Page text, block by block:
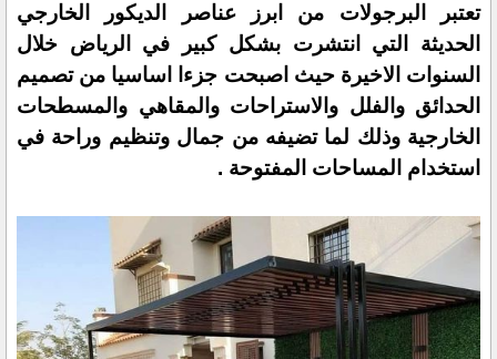
تعتبر البرجولات من ابرز عناصر الديكور الخارجي
الحديثة التي انتشرت بشكل كبير في الرياض خلال
السنوات الاخيرة حيث اصبحت جزءا اساسيا من تصميم
الحدائق والفلل والاستراحات والمقاهي والمسطحات
الخارجية وذلك لما تضيفه من جمال وتنظيم وراحة في
استخدام المساحات المفتوحة .